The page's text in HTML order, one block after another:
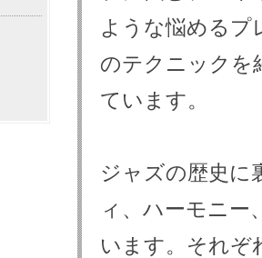
ような悩めるプ
のテクニックを
ています。
ジャズの歴史に
ィ、ハーモニー
います。それぞ